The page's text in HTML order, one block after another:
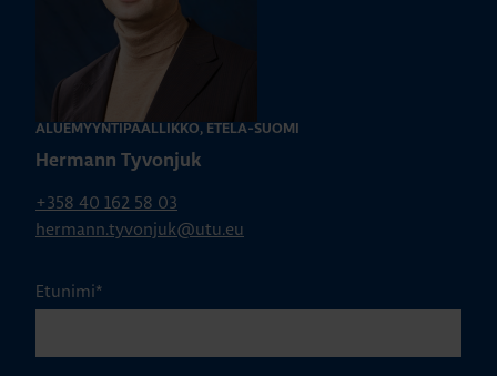
ALUEMYYNTIPÄÄLLIKKÖ, ETELÄ-SUOMI
Hermann Tyvonjuk
+358 40 162 58 03
hermann.tyvonjuk@utu.eu
Etunimi*